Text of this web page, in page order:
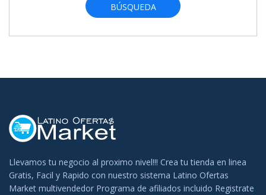
BÚSQUEDA
Llevamos tu negocio al proximo nivel!!! Crea tu tienda en linea
Gratis, Facil y Rapido con nuestro sistema Latino Ofertas
Market multivendedor Programa de afiliados incluido Registrate